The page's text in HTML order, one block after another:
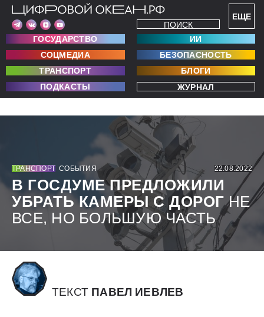
ЕЩЕ
ПОИСК
ГОСУДАРСТВО
ИИ
СОЦМЕДИА
БЕЗОПАСНОСТЬ
ТРАНСПОРТ
БЛОГИ
ПОДКАСТЫ
ЖУРНАЛ
ТРАНСПОРТ СОБЫТИЯ 22.08.2022
В ГОСДУМЕ ПРЕДЛОЖИЛИ
УБРАТЬ КАМЕРЫ С ДОРОГНЕ
ВСЕ, НО БОЛЬШУЮ ЧАСТЬ
ТЕКСТ ПАВЕЛ ИЕВЛЕВ